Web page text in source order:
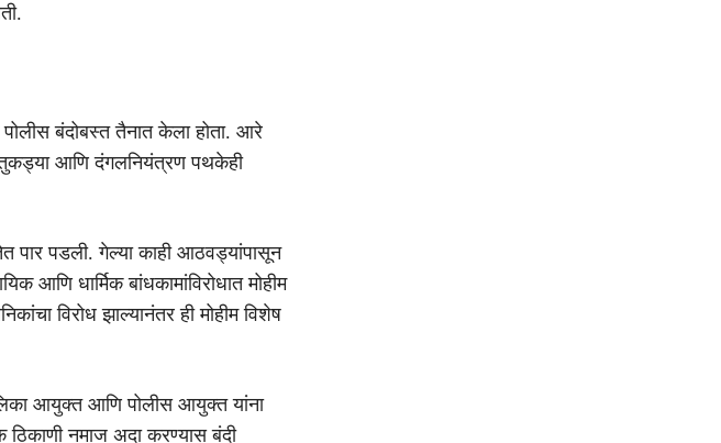
बंदोबस्त तैनात केला होता. आरे
तुकड्या आणि दंगलनियंत्रण पथकेही
पार पडली. गेल्या काही आठवड्यांपासून
आणि धार्मिक बांधकामांविरोधात मोहीम
विरोध झाल्यानंतर ही मोहीम विशेष
आयुक्त आणि पोलीस आयुक्त यांना
नमाज अदा करण्यास बंदी